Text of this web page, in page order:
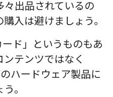
出品されているの
入は避けましょう。
ド」というものもあ
テンツではなく
ハードウェア製品に
。